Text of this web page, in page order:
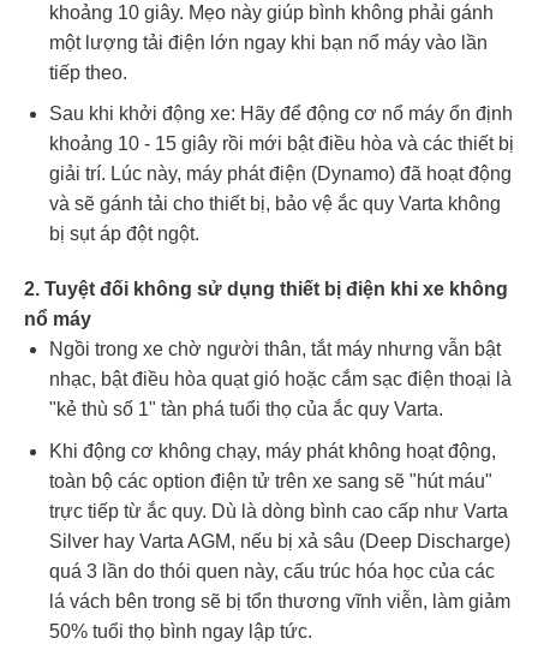
khoảng 10 giây. Mẹo này giúp bình không phải gánh
một lượng tải điện lớn ngay khi bạn nổ máy vào lần
tiếp theo.
Sau khi khởi động xe: Hãy để động cơ nổ máy ổn định
khoảng 10 - 15 giây rồi mới bật điều hòa và các thiết bị
giải trí. Lúc này, máy phát điện (Dynamo) đã hoạt động
và sẽ gánh tải cho thiết bị, bảo vệ ắc quy Varta không
bị sụt áp đột ngột.
2. Tuyệt đối không sử dụng thiết bị điện khi xe không
nổ máy
Ngồi trong xe chờ người thân, tắt máy nhưng vẫn bật
nhạc, bật điều hòa quạt gió hoặc cắm sạc điện thoại là
"kẻ thù số 1" tàn phá tuổi thọ của ắc quy Varta.
Khi động cơ không chạy, máy phát không hoạt động,
toàn bộ các option điện tử trên xe sang sẽ "hút máu"
trực tiếp từ ắc quy. Dù là dòng bình cao cấp như Varta
Silver hay Varta AGM, nếu bị xả sâu (Deep Discharge)
quá 3 lần do thói quen này, cấu trúc hóa học của các
lá vách bên trong sẽ bị tổn thương vĩnh viễn, làm giảm
50% tuổi thọ bình ngay lập tức.